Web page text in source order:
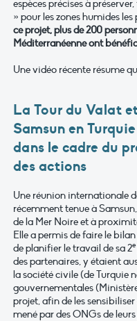
espèces précises à
» pour les zones humides
ce projet, plus de 200
Méditerranéenne ont
Une vidéo récente résume
La Tour du Valat
Samsun en
dans le cadre du
des actions
Une réunion internationale
récemment tenue à
de la Mer Noire et à
Elle a permis de faire le
de planifier le travail de sa 2e
des partenaires, y étaient
la société civile (de Turquie
gouvernementales
projet, afin de les
mené par des ONGs de leurs